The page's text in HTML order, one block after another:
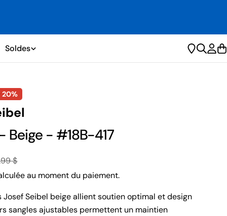
Soldes
Se
20%
Beige - #18B-417
$
au moment du paiement.
Josef Seibel beige allient soutien optimal et design
sangles ajustables permettent un maintien